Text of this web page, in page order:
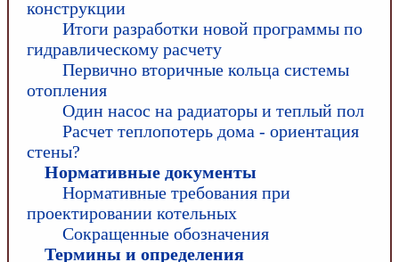
конструкции
Итоги разработки новой программы по
гидравлическому расчету
Первично вторичные кольца системы
отопления
Один насос на радиаторы и теплый пол
Расчет теплопотерь дома - ориентация
стены?
Нормативные документы
Нормативные требования при
проектировании котельных
Сокращенные обозначения
Термины и определения